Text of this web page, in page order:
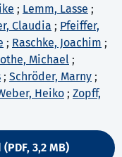
; Lemm, Lasse ;
Claudia ; Pfeiffer,
; Raschke, Joachim ;
Michael ;
; Schröder, Marny ;
Heiko ; Zopff,
3,2 MB)